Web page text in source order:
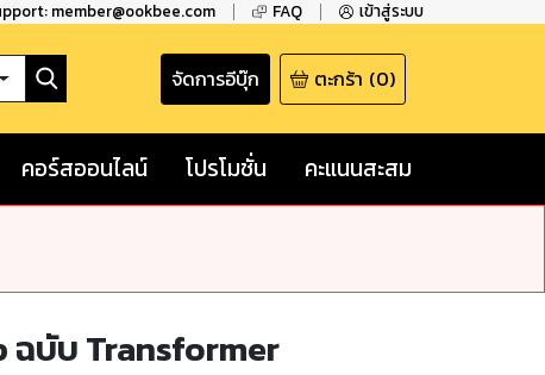
member@ookbee.com FAQ เข้าสู่ระบบ
จัดการอีบุ๊ก ตะกร้า (0)
คอร์สออนไลน์ โปรโมชั่น คะแนนสะสม
ฉบับ Transformer